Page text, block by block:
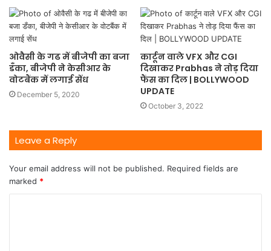
ओवैसी के गढ में बीजेपी का बजा
डँका, बीजेपी ने केसीआर के
वोटबैंक में लगाई सेंध
December 5, 2020
कार्टून वाले VFX और CGI
दिखाकर Prabhas ने तोड़ दिया
फैंस का दिल | BOLLYWOOD
UPDATE
October 3, 2022
Leave a Reply
Your email address will not be published. Required fields are
marked *